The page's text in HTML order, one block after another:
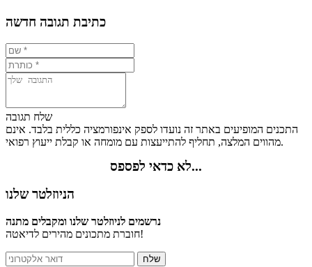
כתיבת תגובה חדשה
שלח תגובה
התכנים המופיעים באתר זה נועדו לספק אינפורמציה כללית בלבד. אינם
מהווים המלצה, תחליף להתייעצות עם מומחה או קבלת ייעוץ רפואי.
לא כדאי לפספס...
הניוזלטר שלנו
נרשמים לניוזלטר שלנו ומקבלים מתנה
חוברת מתכונים מהירים לדיאטה!